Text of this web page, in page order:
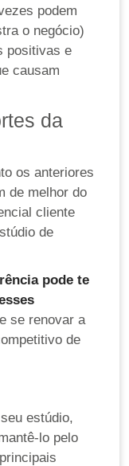
podem
o negócio)
positivas e
causam
da
os anteriores
de melhor do
cliente
de
pode te
se renovar a
de
estúdio,
lo pelo